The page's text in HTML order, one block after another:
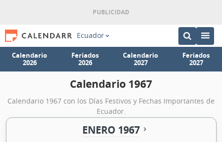
Ecuador
Calendario
2026
Feriados
2026
Calendario
2027
Feriados
2027
Calendario 1967
Calendario 1967 con los Días Festivos y Fechas Importantes de
Ecuador.
ENERO 1967